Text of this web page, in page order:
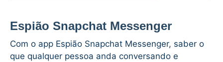
Espião Snapchat Messenger
Com o app Espião Snapchat Messenger, saber o
que qualquer pessoa anda conversando e